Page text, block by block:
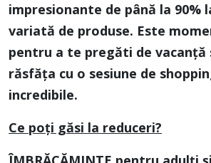
impresionante de până la 90%
variată de produse. Este
pentru a te pregăti de vacanță
răsfăța cu o sesiune de
incredibile.
Ce poți găsi la reduceri?